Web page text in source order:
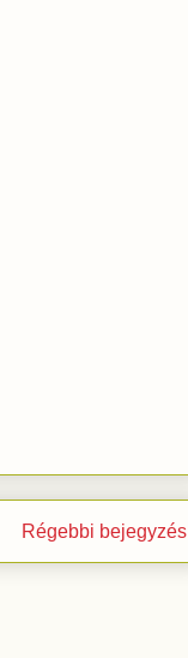
Régebbi bejegyzés